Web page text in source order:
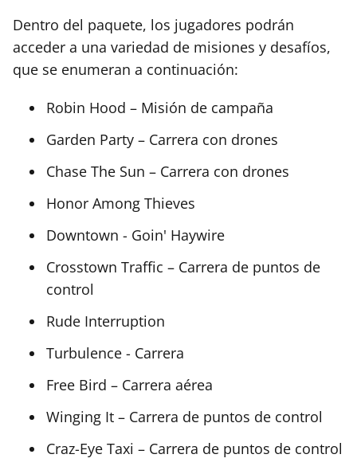
Dentro del paquete, los jugadores podrán
acceder a una variedad de misiones y desafíos,
que se enumeran a continuación:
Robin Hood – Misión de campaña
Garden Party – Carrera con drones
Chase The Sun – Carrera con drones
Honor Among Thieves
Downtown - Goin' Haywire
Crosstown Traffic – Carrera de puntos de
control
Rude Interruption
Turbulence - Carrera
Free Bird – Carrera aérea
Winging It – Carrera de puntos de control
Craz-Eye Taxi – Carrera de puntos de control